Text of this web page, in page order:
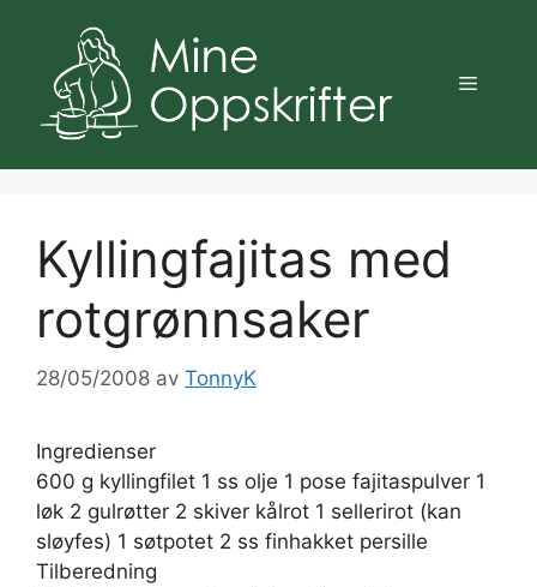
innhold
Meny
Kyllingfajitas med
rotgrønnsaker
28/05/2008 av TonnyK
Ingredienser
600 g kyllingfilet 1 ss olje 1 pose fajitaspulver 1
løk 2 gulrøtter 2 skiver kålrot 1 sellerirot (kan
sløyfes) 1 søtpotet 2 ss finhakket persille
Tilberedning